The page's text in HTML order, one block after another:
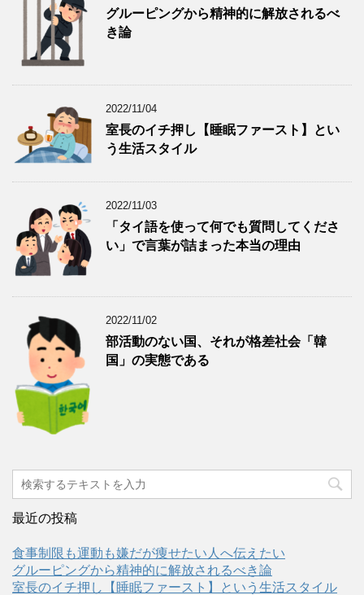
グルーピングから精神的に解放されるべ
き論
2022/11/04
室長のイチ押し【睡眠ファースト】とい
う生活スタイル
2022/11/03
「タイ語を使って何でも質問してくださ
い」で言葉が詰まった本当の理由
2022/11/02
部活動のない国、それが格差社会「韓
国」の実態である
最近の投稿
食事制限も運動も嫌だが痩せたい人へ伝えたい
グルーピングから精神的に解放されるべき論
室長のイチ押し【睡眠ファースト】という生活スタイル